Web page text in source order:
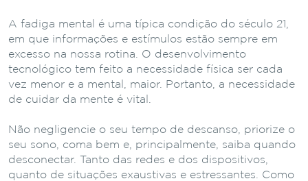
A fadiga mental é uma típica condição do século 21,
em que informações e estímulos estão sempre em
excesso na nossa rotina. O desenvolvimento
tecnológico tem feito a necessidade física ser cada
vez menor e a mental, maior. Portanto, a necessidade
de cuidar da mente é vital.
Não negligencie o seu tempo de descanso, priorize o
seu sono, coma bem e, principalmente, saiba quando
desconectar. Tanto das redes e dos dispositivos,
quanto de situações exaustivas e estressantes. Como